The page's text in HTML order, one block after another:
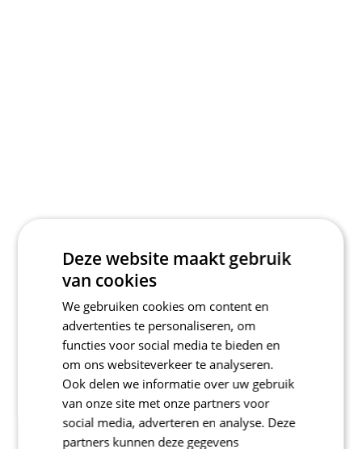
Deze website maakt gebruik
van cookies
We gebruiken cookies om content en
advertenties te personaliseren, om
functies voor social media te bieden en
om ons websiteverkeer te analyseren.
Ook delen we informatie over uw gebruik
van onze site met onze partners voor
social media, adverteren en analyse. Deze
partners kunnen deze gegevens